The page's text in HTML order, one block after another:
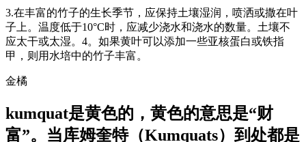
3.在丰富的竹子的生长季节，应保持土壤湿润，喷洒或撒在叶
子上。温度低于10°C时，应减少浇水和浇水的数量。土壤不
应太干或太湿。4。如果黄叶可以添加一些亚核蛋白或铁指
甲，则用水培中的竹子丰富。
金橘
kumquat是黄色的，黄色的意思是“财
富”。当库姆奎特（Kumquats）到处都是